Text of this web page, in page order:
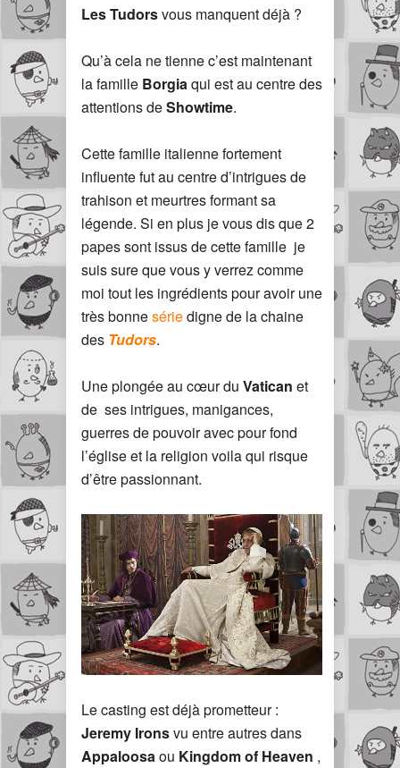
Les Tudorsvous manquent déjà ?
Qu’à cela ne tienne c’est maintenant
la famille Borgiaqui est au centre des
attentions deShowtime.
Cette famille italienne fortement
influente fut au centre d’intrigues de
trahison et meurtres formant sa
légende. Si en plus je vous dis que 2
papes sont issus de cette famille je
suis sure que vous y verrez comme
moi tout les ingrédients pour avoir une
très bonnesériedigne de la chaine
des Tudors.
Une plongée au cœur du Vatican et
de ses intrigues, manigances,
guerres de pouvoir avec pour fond
l’église et la religion voila qui risque
d’être passionnant.
Le casting est déjà prometteur :
Jeremy Ironsvu entre autres dans
Appaloosaou Kingdom of Heaven ,